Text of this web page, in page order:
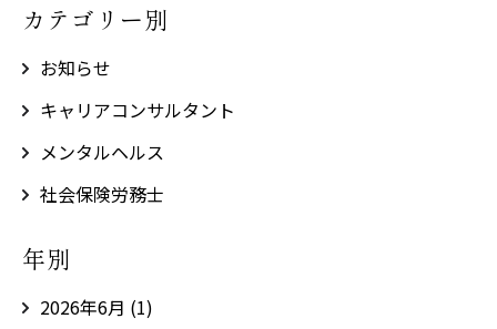
カテゴリー別
お知らせ
キャリアコンサルタント
メンタルヘルス
社会保険労務士
年別
2026年6月 (1)